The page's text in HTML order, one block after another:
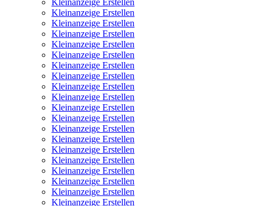
Kleinanzeige Erstellen
Kleinanzeige Erstellen
Kleinanzeige Erstellen
Kleinanzeige Erstellen
Kleinanzeige Erstellen
Kleinanzeige Erstellen
Kleinanzeige Erstellen
Kleinanzeige Erstellen
Kleinanzeige Erstellen
Kleinanzeige Erstellen
Kleinanzeige Erstellen
Kleinanzeige Erstellen
Kleinanzeige Erstellen
Kleinanzeige Erstellen
Kleinanzeige Erstellen
Kleinanzeige Erstellen
Kleinanzeige Erstellen
Kleinanzeige Erstellen
Kleinanzeige Erstellen